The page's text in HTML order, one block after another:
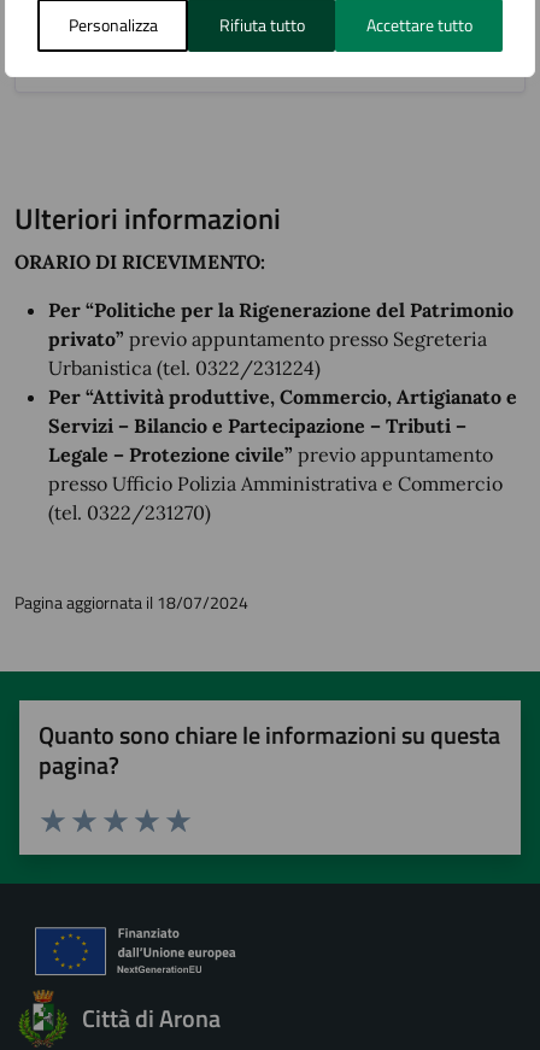
Personalizza Rifiuta tutto Accettare tutto
CV_Mazza
Ulteriori informazioni
ORARIO DI RICEVIMENTO:
Per “Politiche per la Rigenerazione del Patrimonio
privato” previo appuntamento presso Segreteria
Urbanistica (tel. 0322/231224)
Per “Attività produttive, Commercio, Artigianato e
Servizi – Bilancio e Partecipazione – Tributi –
Legale – Protezione civile” previo appuntamento
presso Ufficio Polizia Amministrativa e Commercio
(tel. 0322/231270)
Pagina aggiornata il 18/07/2024
Quanto sono chiare le informazioni su questa
pagina?
Valuta 5 stelle su 5
Valuta 4 stelle su 5
Valuta 3 stelle su 5
Valuta 2 stelle su 5
Valuta 1 stelle su 5
Città di Arona